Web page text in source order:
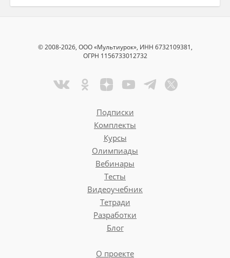
© 2008-2026, ООО «Мультиурок», ИНН 6732109381,
ОГРН 1156733012732
Подписки
Комплекты
Курсы
Олимпиады
Вебинары
Тесты
Видеоучебник
Тетради
Разработки
Блог
О проекте